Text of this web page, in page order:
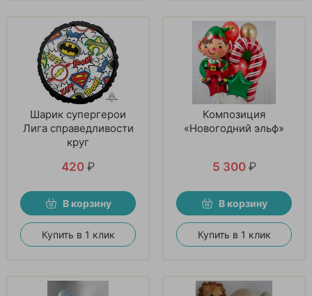
Шарик супергерои
Лига справедливости
круг
420 ₽
В корзину
Купить в 1 клик
Композиция
«Новогодний эльф»
5 300 ₽
В корзину
Купить в 1 клик